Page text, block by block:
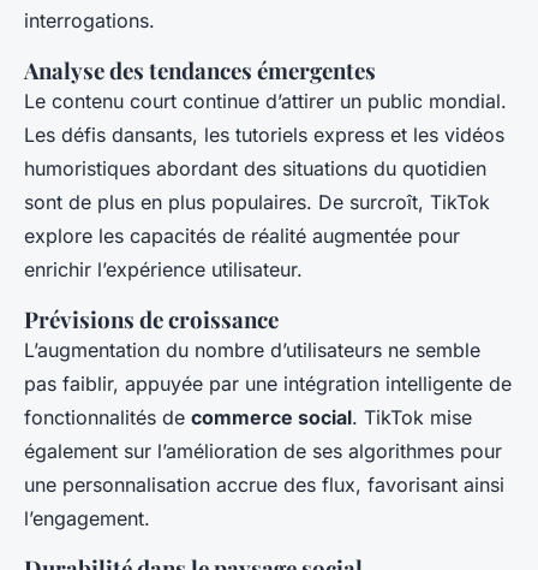
interrogations.
Analyse des tendances émergentes
Le contenu court continue d’attirer un public mondial.
Les défis dansants, les tutoriels express et les vidéos
humoristiques abordant des situations du quotidien
sont de plus en plus populaires. De surcroît, TikTok
explore les capacités de réalité augmentée pour
enrichir l’expérience utilisateur.
Prévisions de croissance
L’augmentation du nombre d’utilisateurs ne semble
pas faiblir, appuyée par une intégration intelligente de
fonctionnalités de commerce social. TikTok mise
également sur l’amélioration de ses algorithmes pour
une personnalisation accrue des flux, favorisant ainsi
l’engagement.